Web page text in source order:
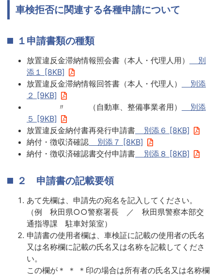
車検拒否に関連する各種申請について
１申請書類の種類
放置違反金滞納情報照会書（本人・代理人用）
別
添１ [8KB]
放置違反金滞納情報回答書（本人・代理人）
別添
２ [9KB]
〃 （自動車、整備事業者用）
別添
５ [9KB]
放置違反金納付書再発行申請書 別添６ [8KB]
納付・徴収済確認 別添７ [8KB]
納付・徴収済確認書交付申請書 別添８ [8KB]
２ 申請書の記載要領
あて先欄は、申請先の宛名を記入してください。
（例 秋田県○○警察署長 ／ 秋田県警察本部交
通指導課 駐車対策室）
申請書の使用者欄は、車検証に記載の使用者の氏名
又は名称欄に記載の氏名又は名称を記載してくださ
い。
この欄が＊ ＊ ＊印の場合は所有者の氏名又は名称欄